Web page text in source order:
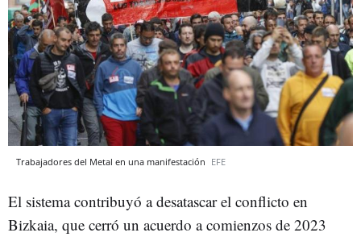
Trabajadores del Metal en una manifestación EFE
El sistema contribuyó a desatascar el conflicto en
Bizkaia, que cerró un acuerdo a comienzos de 2023